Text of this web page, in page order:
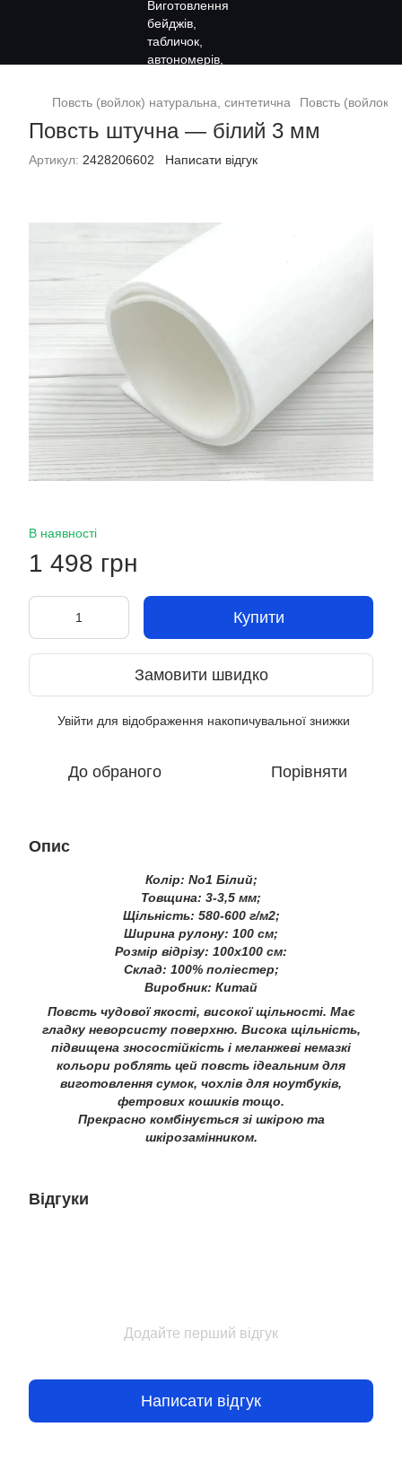
Повсть (войлок) натуральна, синтетична Повсть (войлок)
Повсть штучна — білий 3 мм
Артикул: 2428206602 Написати відгук
В наявності
1 498 грн
Купити
Замовити швидко
Увійти для відображення накопичувальної знижки
До обраного Порівняти
Опис
Колір: No1 Білий;
Товщина: 3-3,5 мм;
Щільність: 580-600 г/м2;
Ширина рулону: 100 см;
Розмір відрізу: 100х100 см:
Склад: 100% поліестер;
Виробник: Китай
Повсть чудової якості, високої щільності. Має
гладку неворсисту поверхню. Висока щільність,
підвищена зносостійкість і меланжеві немазкі
кольори роблять цей повсть ідеальним для
виготовлення сумок, чохлів для ноутбуків,
фетрових кошиків тощо.
Прекрасно комбінується зі шкірою та
шкірозамінником.
Відгуки
Додайте перший відгук
Написати відгук